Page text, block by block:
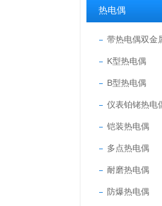
热电偶
带热电偶双金
K型热电偶
B型热电偶
仪表铂铑热电
铠装热电偶
多点热电偶
耐磨热电偶
防爆热电偶